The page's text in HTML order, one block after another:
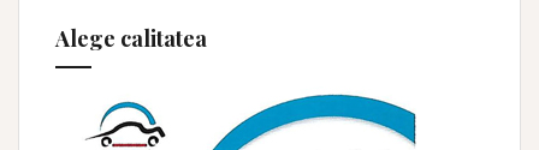
Alege calitatea